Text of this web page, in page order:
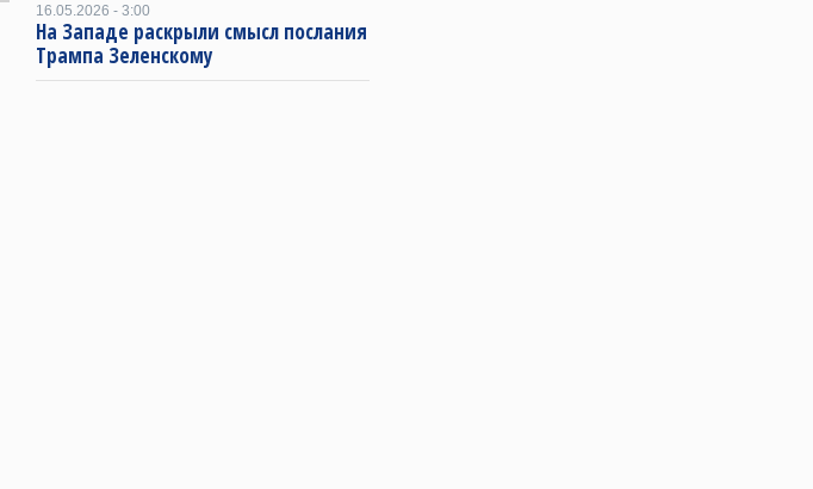
16.05.2026 - 3:00
На Западе раскрыли смысл послания
Трампа Зеленскому